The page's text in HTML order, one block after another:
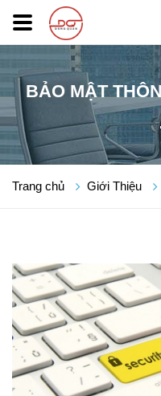
BẢO MẬT
Trang chủ Giới Thiệu